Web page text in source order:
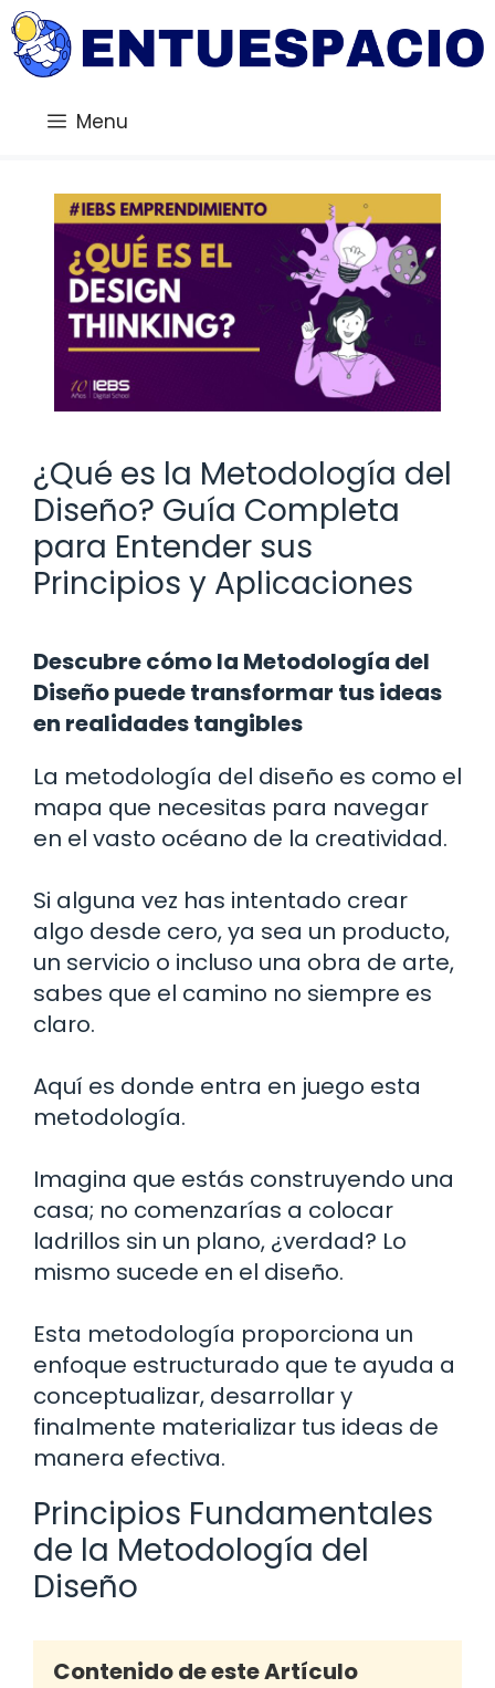
Saltar
al
contenido
Menu
¿Qué es la Metodología del
Diseño? Guía Completa
para Entender sus
Principios y Aplicaciones
Descubre cómo la Metodología del
Diseño puede transformar tus ideas
en realidades tangibles
La metodología del diseño es como el
mapa que necesitas para navegar
en el vasto océano de la creatividad.
Si alguna vez has intentado crear
algo desde cero, ya sea un producto,
un servicio o incluso una obra de arte,
sabes que el camino no siempre es
claro.
Aquí es donde entra en juego esta
metodología.
Imagina que estás construyendo una
casa; no comenzarías a colocar
ladrillos sin un plano, ¿verdad? Lo
mismo sucede en el diseño.
Esta metodología proporciona un
enfoque estructurado que te ayuda a
conceptualizar, desarrollar y
finalmente materializar tus ideas de
manera efectiva.
Principios Fundamentales
de la Metodología del
Diseño
Contenido de este Artículo